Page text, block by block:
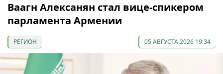
Ваагн Алексанян стал вице-спикером
парламента Армении
РЕГИОН 05 АВГУСТА 2026 19:34